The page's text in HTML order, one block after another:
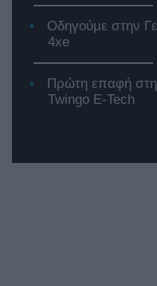
Οδηγούμε στην
4xe
Πρώτη επαφή
Twingo E-Tech